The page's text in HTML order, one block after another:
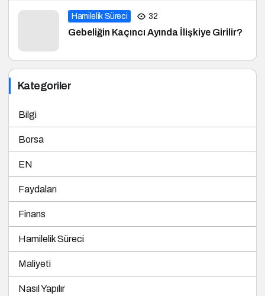
Hamilelik Süreci 32
Gebeliğin Kaçıncı Ayında İlişkiye Girilir?
Kategoriler
Bilgi
Borsa
EN
Faydaları
Finans
Hamilelik Süreci
Maliyeti
Nasıl Yapılır